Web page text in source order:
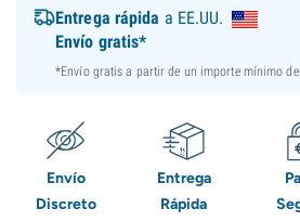
Entrega rápida a EE.UU.
Envío gratis*
*Envío gratis a partir de un importe mínimo de
Envío
Discreto
Entrega
Rápida